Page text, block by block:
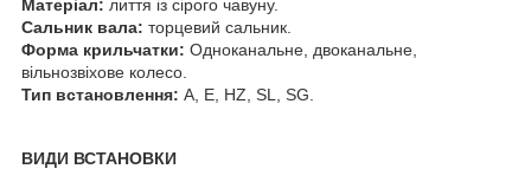
Матеріал: лиття із сірого чавуну.
Сальник вала: торцевий сальник.
Форма крильчатки: Oдноканальне, двоканальне,
вільнозвіхове колесо.
Тип встановлення: A, E, HZ, SL, SG.
ВИДИ ВСТАНОВКИ